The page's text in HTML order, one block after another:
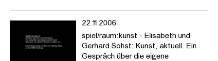
22.11.2006
spiel/raum:kunst - Elisabeth und
Gerhard Sohst: Kunst, aktuell. Ein
Gespräch über die eigene